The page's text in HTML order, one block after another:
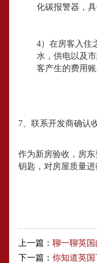
化碳报警器，
4）在房客入住
水，供电以及
客产生的费用账
7、联系开发商确认
作为新房验收，房
钥匙，对房屋质量进
上一篇： 聊一聊英
下一篇： 你知道英国